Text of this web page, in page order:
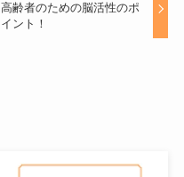
高齢者のための脳活性のポ
イント！